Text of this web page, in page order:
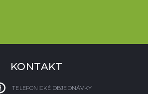
KONTAKT
TELEFONICKÉ OBJEDNÁVKY